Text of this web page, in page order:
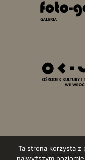
© 2020 ZPAF
Ta strona korzysta z